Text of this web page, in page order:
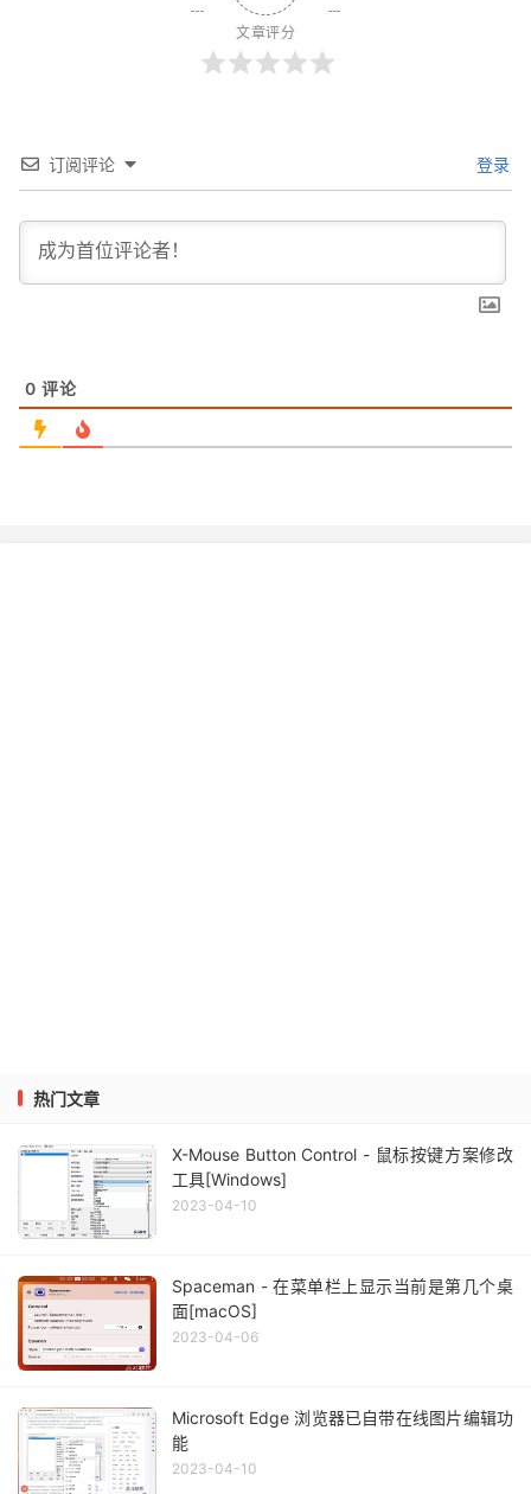
文章评分
订阅评论 登录
0 评论
热门文章
X-Mouse Button Control - 鼠标按键方案修改
工具[Windows]
2023-04-10
Spaceman - 在菜单栏上显示当前是第几个桌
面[macOS]
2023-04-06
Microsoft Edge 浏览器已自带在线图片编辑功
能
2023-04-10